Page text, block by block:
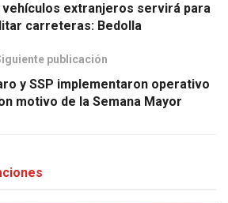
vehículos extranjeros servirá para
carreteras: Bedolla
publicación
y SSP implementaron operativo
motivo de la Semana Mayor